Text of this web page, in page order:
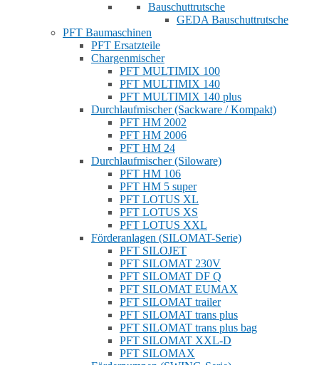
Bauschuttrutsche
GEDA Bauschuttrutsche
PFT Baumaschinen
PFT Ersatzteile
Chargenmischer
PFT MULTIMIX 100
PFT MULTIMIX 140
PFT MULTIMIX 140 plus
Durchlaufmischer (Sackware / Kompakt)
PFT HM 2002
PFT HM 2006
PFT HM 24
Durchlaufmischer (Siloware)
PFT HM 106
PFT HM 5 super
PFT LOTUS XL
PFT LOTUS XS
PFT LOTUS XXL
Förderanlagen (SILOMAT-Serie)
PFT SILOJET
PFT SILOMAT 230V
PFT SILOMAT DF Q
PFT SILOMAT EUMAX
PFT SILOMAT trailer
PFT SILOMAT trans plus
PFT SILOMAT trans plus bag
PFT SILOMAT XXL-D
PFT SILOMAX